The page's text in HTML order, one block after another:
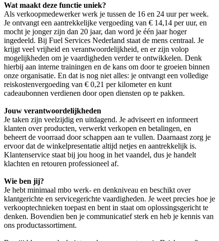
Wat maakt deze functie uniek?
Als verkoopmedewerker werk je tussen de 16 en 24 uur per week.
Je ontvangt een aantrekkelijke vergoeding van € 14,14 per uur, en
mocht je jonger zijn dan 20 jaar, dan word je één jaar hoger
ingedeeld. Bij Fuel Services Nederland staat de mens centraal. Je
krijgt veel vrijheid en verantwoordelijkheid, en er zijn volop
mogelijkheden om je vaardigheden verder te ontwikkelen. Denk
hierbij aan interne trainingen en de kans om door te groeien binnen
onze organisatie. En dat is nog niet alles: je ontvangt een volledige
reiskostenvergoeding van € 0,21 per kilometer en kunt
cadeaubonnen verdienen door open diensten op te pakken.
Jouw verantwoordelijkheden
Je taken zijn veelzijdig en uitdagend. Je adviseert en informeert
klanten over producten, verwerkt verkopen en betalingen, en
beheert de voorraad door schappen aan te vullen. Daarnaast zorg je
ervoor dat de winkelpresentatie altijd netjes en aantrekkelijk is.
Klantenservice staat bij jou hoog in het vaandel, dus je handelt
klachten en retouren professioneel af.
Wie ben jij?
Je hebt minimaal mbo werk- en denkniveau en beschikt over
klantgerichte en servicegerichte vaardigheden. Je weet precies hoe je
verkooptechnieken toepast en bent in staat om oplossingsgericht te
denken. Bovendien ben je communicatief sterk en heb je kennis van
ons productassortiment.